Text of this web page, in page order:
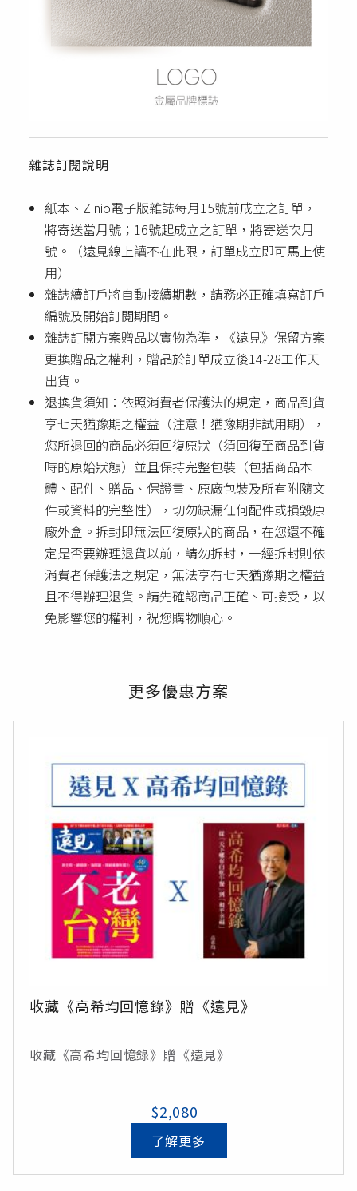
雜誌訂閱說明
紙本、Zinio電子版雜誌每月15號前成立之訂單，
將寄送當月號；16號起成立之訂單，將寄送次月
號。（遠見線上讀不在此限，訂單成立即可馬上使
用）
雜誌續訂戶將自動接續期數，請務必正確填寫訂戶
編號及開始訂閱期間。
雜誌訂閱方案贈品以實物為準，《遠見》保留方案
更換贈品之權利，贈品於訂單成立後14-28工作天
出貨。
退換貨須知：依照消費者保護法的規定，商品到貨
享七天猶豫期之權益（注意！猶豫期非試用期），
您所退回的商品必須回復原狀（須回復至商品到貨
時的原始狀態）並且保持完整包裝（包括商品本
體、配件、贈品、保證書、原廠包裝及所有附隨文
件或資料的完整性），切勿缺漏任何配件或損毀原
廠外盒。拆封即無法回復原狀的商品，在您還不確
定是否要辦理退貨以前，請勿拆封，一經拆封則依
消費者保護法之規定，無法享有七天猶豫期之權益
且不得辦理退貨。請先確認商品正確、可接受，以
免影響您的權利，祝您購物順心。
更多優惠方案
收藏《高希均回憶錄》贈《遠見》
收藏《高希均回憶錄》贈《遠見》
$2,080
了解更多